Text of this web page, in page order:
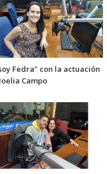
Fedra" con la actuación
Campo